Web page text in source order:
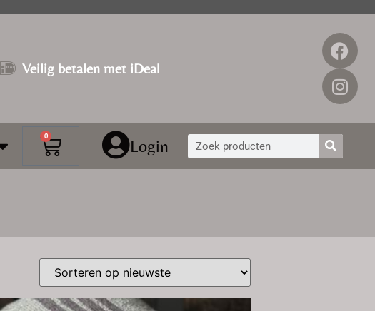
Veilig betalen met iDeal
0
Login